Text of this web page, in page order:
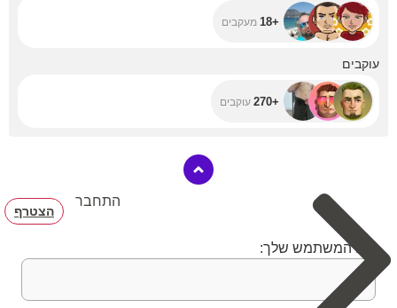
+18 מעקבים
עוקבים
+270 עוקבים
התחבר
הצטרף
שם המשתמש שלך: